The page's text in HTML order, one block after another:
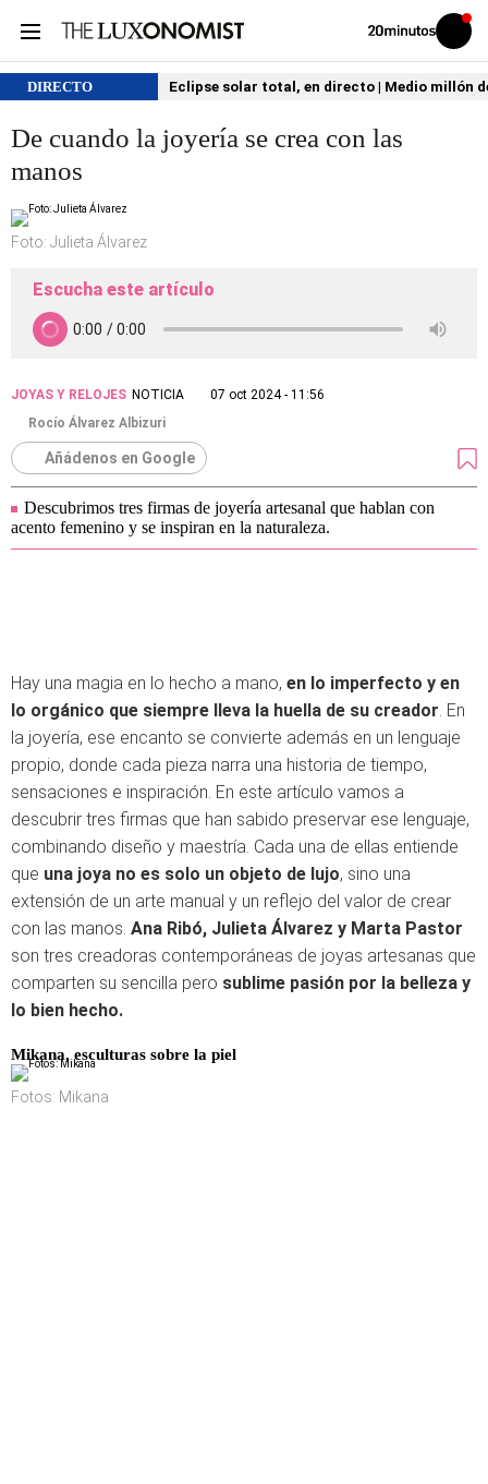
Volver
Iniciar
sesión
DIRECTO Eclipse solar total, en directo | Medio millón
De cuando la joyería se crea con las
manos
Foto: Julieta Álvarez
Escucha este artículo
JOYAS Y RELOJES NOTICIA
07 oct 2024 - 11:56
Rocío Álvarez Albizuri
Añádenos en Google
Descubrimos tres firmas de joyería artesanal que hablan con
acento femenino y se inspiran en la naturaleza.
Hay una magia en lo hecho a mano, en lo imperfecto y en
lo orgánico que siempre lleva la huella de su creador. En
la joyería, ese encanto se convierte además en un lenguaje
propio, donde cada pieza narra una historia de tiempo,
sensaciones e inspiración. En este artículo vamos a
descubrir tres firmas que han sabido preservar ese lenguaje,
combinando diseño y maestría. Cada una de ellas entiende
que una joya no es solo un objeto de lujo, sino una
extensión de un arte manual y un reflejo del valor de crear
con las manos. Ana Ribó, Julieta Álvarez y Marta Pastor
son tres creadoras contemporáneas de joyas artesanas que
comparten su sencilla pero sublime pasión por la belleza y
lo bien hecho.
Mikana, esculturas sobre la piel
Fotos: Mikana